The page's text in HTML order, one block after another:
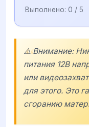
Выполнено: 0 / 5
⚠️ Внимание:
питания 12В
или
для этого. Это
сгоранию